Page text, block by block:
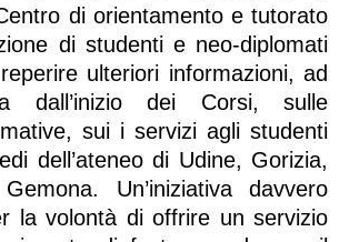
di orientamento e tutorato
di studenti e neo-diplomati
ulteriori informazioni, ad
dall’inizio dei Corsi, sulle
sui i servizi agli studenti
dell’ateneo di Udine, Gorizia,
Un’iniziativa davvero
la volontà di offrire un servizio